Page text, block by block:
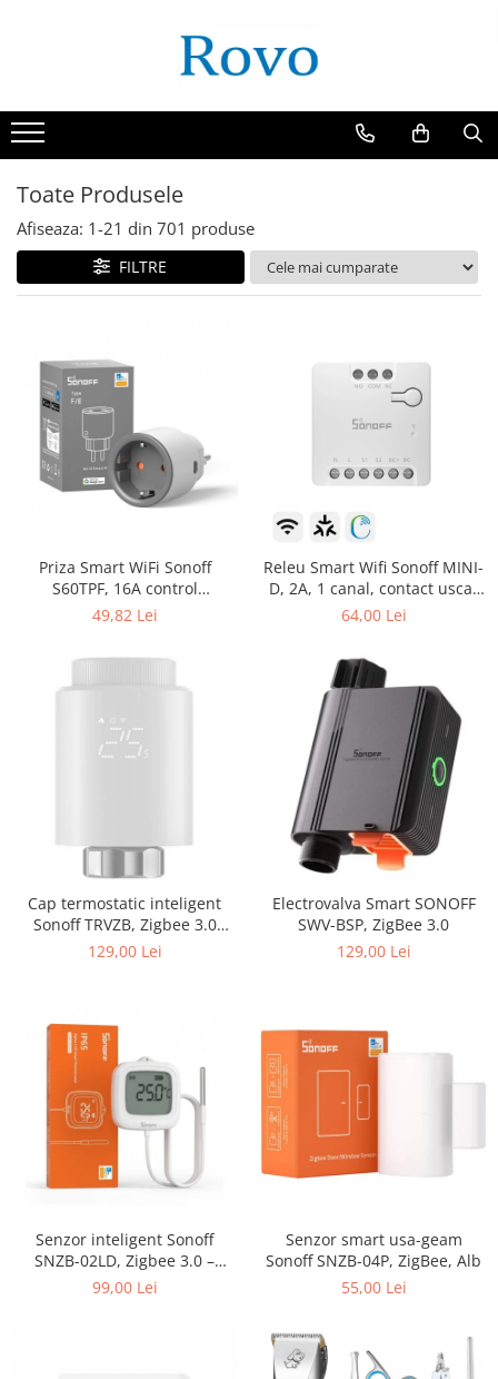
Toate Produsele
Afiseaza: 1-21 din 701 produse
FILTRE
Priza Smart WiFi Sonoff
S60TPF, 16A control
Smartphone
49,82 Lei
Releu Smart Wifi Sonoff MINI-
D, 2A, 1 canal, contact uscat
AC-DC, Matter
64,00 Lei
Cap termostatic inteligent
Sonoff TRVZB, Zigbee 3.0
pentru calorifer
129,00 Lei
Electrovalva Smart SONOFF
SWV-BSP, ZigBee 3.0
129,00 Lei
Senzor inteligent Sonoff
SNZB-02LD, Zigbee 3.0 –
Temperatura, umiditate si
99,00 Lei
Senzor smart usa-geam
Sonoff SNZB-04P, ZigBee, Alb
55,00 Lei